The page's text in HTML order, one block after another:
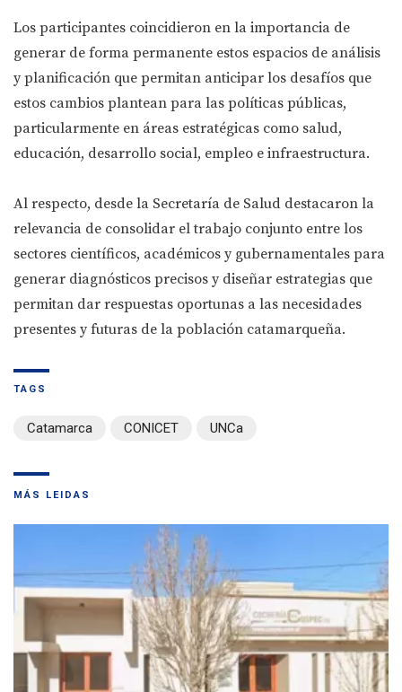
Los participantes coincidieron en la importancia de
generar de forma permanente estos espacios de análisis
y planificación que permitan anticipar los desafíos que
estos cambios plantean para las políticas públicas,
particularmente en áreas estratégicas como salud,
educación, desarrollo social, empleo e infraestructura.
Al respecto, desde la Secretaría de Salud destacaron la
relevancia de consolidar el trabajo conjunto entre los
sectores científicos, académicos y gubernamentales para
generar diagnósticos precisos y diseñar estrategias que
permitan dar respuestas oportunas a las necesidades
presentes y futuras de la población catamarqueña.
TAGS
Catamarca CONICET UNCa
MÁS LEIDAS